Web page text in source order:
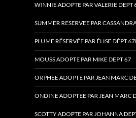
WINNIE ADOPTE PAR VALERIE DEPT
SUMMER RESERVEE PAR
PLUME RÉSERVÉE PAR ÉLISE DÉPT
MOUSS ADOPTE PAR MIKE DEPT 67
ORPHEE ADOPTE PAR JEAN MARC
ONDINE ADOPTEE PAR JEAN MARC
SCOTTY ADOPTE PAR JOHANNA